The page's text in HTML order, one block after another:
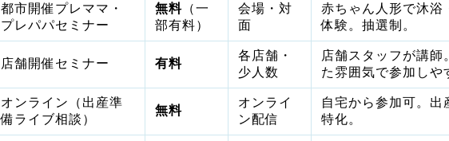
都市開催プレママ・
プレパパセミナー
無料 （一
部有料）
会場・対
面
赤ちゃん人形で沐浴
体験。抽選制。
店舗開催セミナー 有料
各店舗・
少人数
店舗スタッフが講師
た雰囲気で参加しや
オンライン（出産準
備ライブ相談）
無料
オンライ
ン配信
自宅から参加可。出
特化。